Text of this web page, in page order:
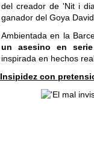
del creador de 'Nit i
ganador del Goya
Ambientada en la
un asesino en
inspirada en hechos
Insipidez con